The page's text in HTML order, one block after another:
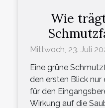
Wie
einem
Mittwoch, 23. Juli
Eine grüne
den ersten Blick nur
für den
Wirkung auf die